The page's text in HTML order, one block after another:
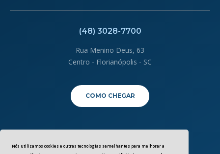
(48) 3028-7700
Rua Menino Deus, 63
Centro - Florianópolis - SC
COMO CHEGAR
Política de PrivacidadeClique aqui
Nós utilizamos cookies e outras tecnologias semelhantes para melhorar a